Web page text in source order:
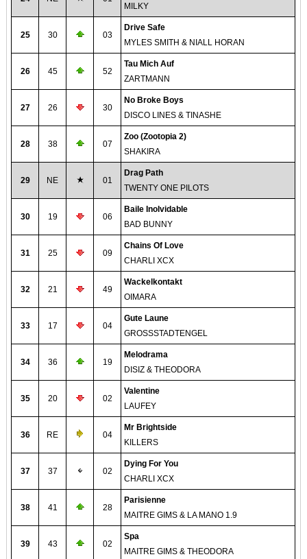
MILKY
25 30 03
Drive Safe
MYLES SMITH & NIALL HORAN
26 45 52
Tau Mich Auf
ZARTMANN
27 26 30
No Broke Boys
DISCO LINES & TINASHE
28 38 07
Zoo (Zootopia 2)
SHAKIRA
29 NE 01
Drag Path
TWENTY ONE PILOTS
30 19 06
Baile Inolvidable
BAD BUNNY
31 25 09
Chains Of Love
CHARLI XCX
32 21 49
Wackelkontakt
OIMARA
33 17 04
Gute Laune
GROSSSTADTENGEL
34 36 19
Melodrama
DISIZ & THEODORA
35 20 02
Valentine
LAUFEY
36 RE 04
Mr Brightside
KILLERS
37 37 02
Dying For You
CHARLI XCX
38 41 28
Parisienne
MAITRE GIMS & LA MANO 1.9
39 43 02
Spa
MAITRE GIMS & THEODORA